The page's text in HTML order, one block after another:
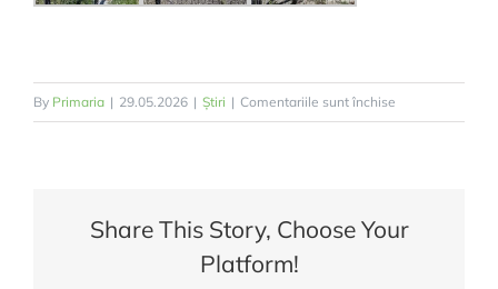
By Primaria | 29.05.2026 | Știri | Comentariile sunt închise
Comuna
de
Share This Story, Choose Your
Platform!